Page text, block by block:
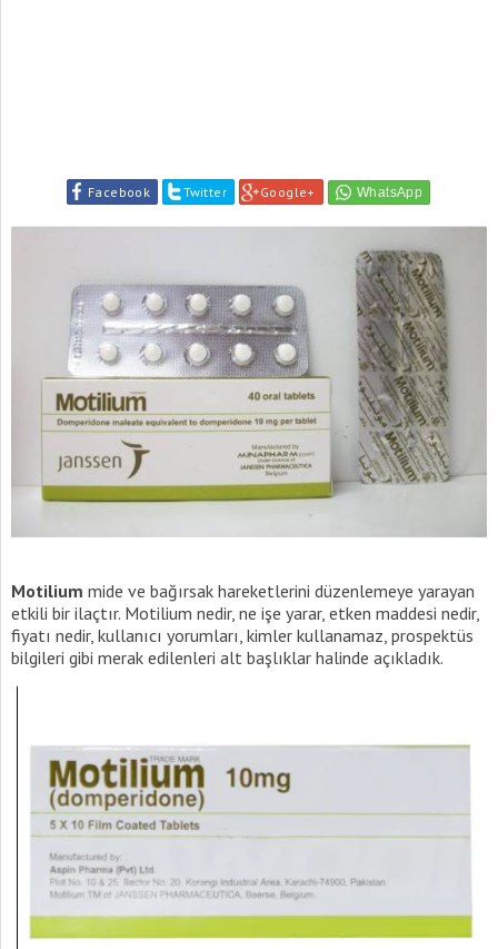
Facebook Twitter Google+
Motilium mide ve bağırsak hareketlerini düzenlemeye yarayan
etkili bir ilaçtır. Motilium nedir, ne işe yarar, etken maddesi nedir,
fiyatı nedir, kullanıcı yorumları, kimler kullanamaz, prospektüs
bilgileri gibi merak edilenleri alt başlıklar halinde açıkladık.